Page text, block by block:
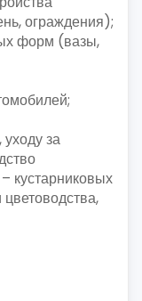
ограждения);
форм (вазы,
за
кустарниковых